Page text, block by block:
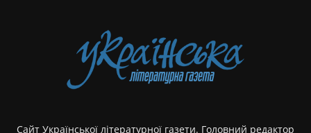
Сайт Української літературної газети. Головний редактор